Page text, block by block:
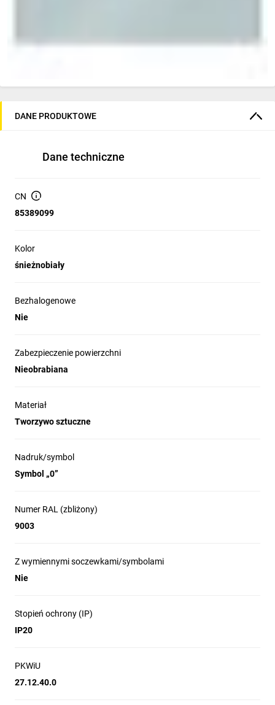
DANE PRODUKTOWE
Dane techniczne
CN
85389099
Kolor
śnieżnobiały
Bezhalogenowe
Nie
Zabezpieczenie powierzchni
Nieobrabiana
Materiał
Tworzywo sztuczne
Nadruk/symbol
Symbol „0”
Numer RAL (zbliżony)
9003
Z wymiennymi soczewkami/symbolami
Nie
Stopień ochrony (IP)
IP20
PKWiU
27.12.40.0